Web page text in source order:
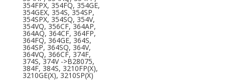
354FPX, 354FQ, 354GE,
354GEX, 354S, 354SP,
354SPX, 354SQ, 354V,
354VQ, 356CF, 364AP,
364AQ, 364CF, 364FP,
364FQ, 364GE, 364S,
364SP, 364SQ, 364V,
364VQ, 366CF, 374F,
374S, 374V ->B28075,
384F, 384S, 3210FP(X),
3210GE(X), 3210SP(X)